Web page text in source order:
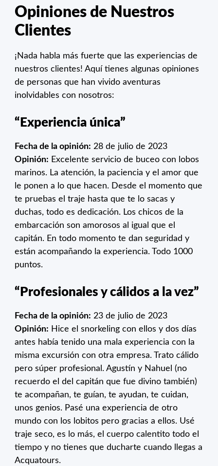
Opiniones de Nuestros
Clientes
¡Nada habla más fuerte que las experiencias de
nuestros clientes! Aquí tienes algunas opiniones
de personas que han vivido aventuras
inolvidables con nosotros:
“Experiencia única”
Fecha de la opinión: 28 de julio de 2023
Opinión: Excelente servicio de buceo con lobos
marinos. La atención, la paciencia y el amor que
le ponen a lo que hacen. Desde el momento que
te pruebas el traje hasta que te lo sacas y
duchas, todo es dedicación. Los chicos de la
embarcación son amorosos al igual que el
capitán. En todo momento te dan seguridad y
están acompañando la experiencia. Todo 1000
puntos.
“Profesionales y cálidos a la vez”
Fecha de la opinión: 23 de julio de 2023
Opinión: Hice el snorkeling con ellos y dos días
antes había tenido una mala experiencia con la
misma excursión con otra empresa. Trato cálido
pero súper profesional. Agustín y Nahuel (no
recuerdo el del capitán que fue divino también)
te acompañan, te guían, te ayudan, te cuidan,
unos genios. Pasé una experiencia de otro
mundo con los lobitos pero gracias a ellos. Usé
traje seco, es lo más, el cuerpo calentito todo el
tiempo y no tienes que ducharte cuando llegas a
Acquatours.